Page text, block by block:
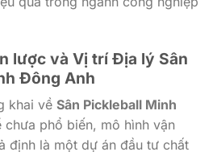
lược và Vị trí Địa lý Sân
Đông Anh
khai về Sân Pickleball Minh
chưa phổ biến, mô hình vận
định là một dự án đầu tư chất